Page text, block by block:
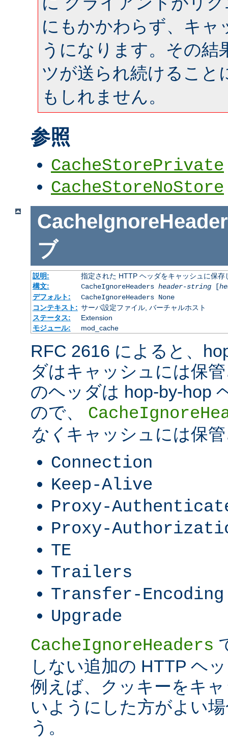
にもかかわらず、キャ
うになります。その結
ツが送られ続けること
もしれません。
参照
CacheStorePrivate
CacheStoreNoStore
ブ
説明:
指定された HTTP ヘッダをキャッシュに保存
構文:
CacheIgnoreHeaders header-string[
デフォルト:
CacheIgnoreHeaders None
コンテキスト: サーバ設定ファイル, バーチャルホスト
ステータス:
Extension
モジュール:
mod_cache
RFC 2616 によると、
ダはキャッシュには保
のヘッダは hop-by-hop
ので、
なく キャッシュには保
Connection
Keep-Alive
Proxy-
Proxy-
TE
Trailers
Transfer-Encoding
Upgrade
CacheIgnoreHeaders
しない追加の HTTP ヘ
例えば、クッキーをキ
いようにした方がよい
う。